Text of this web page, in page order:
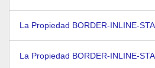
La Propiedad BORDER-INLINE-
La Propiedad BORDER-INLINE-